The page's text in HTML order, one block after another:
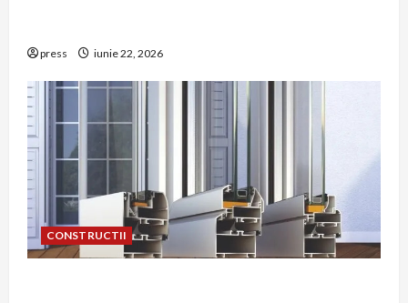
press iunie 22, 2026
CONSTRUCTII